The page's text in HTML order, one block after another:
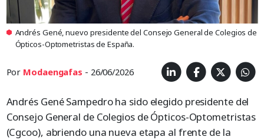
Andrés Gené, nuevo presidente del Consejo General de Colegios de
Ópticos-Optometristas de España.
Por Modaengafas - 26/06/2026
Andrés Gené Sampedro ha sido elegido presidente del
Consejo General de Colegios de Ópticos-Optometristas
(Cgcoo), abriendo una nueva etapa al frente de la